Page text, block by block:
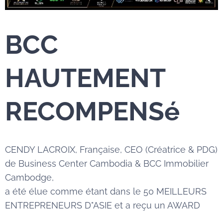
BCC
HAUTEMENT
RECOMPENSé
CENDY LACROIX, Française, CEO (Créatrice & PDG)
de Business Center Cambodia & BCC Immobilier
Cambodge,
a été élue comme étant dans le 50 MEILLEURS
ENTREPRENEURS D"ASIE et a reçu un AWARD